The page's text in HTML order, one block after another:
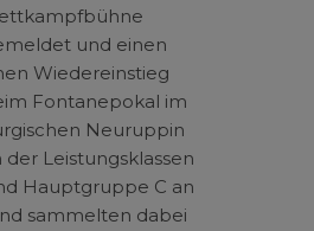
und einen
Wiedereinstieg
Fontanepokal im
Neuruppin
der Leistungsklassen
Hauptgruppe C an
sammelten dabei